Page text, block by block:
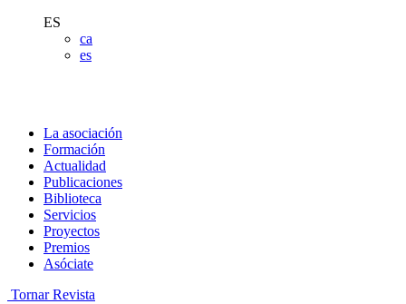
ES
ca
es
La asociación
Formación
Actualidad
Publicaciones
Biblioteca
Servicios
Proyectos
Premios
Asóciate
Tornar Revista